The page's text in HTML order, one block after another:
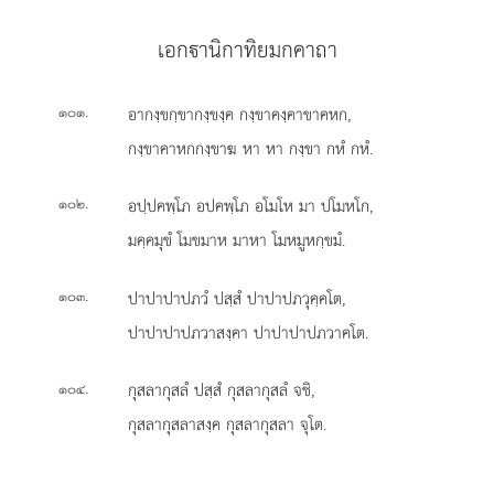
เอกานิกาทิยมกคาถา
๑๐๑.
อากงฺขกฺขากงฺขงฺค กงฺขาคงฺคาขาคหก,
กงฺขาคาหกกงฺขาฆ หา หา กงฺขา กหํ กหํ.
๑๐๒.
อปฺปคพฺโภ อปคพฺโภ อโมโห มา ปโมหโก,
มคฺคมุขํ โมขมาห มาหา โมหมูหกฺขมํ.
๑๐๓.
ปาปาปาปภวํ ปสฺสํ ปาปาปภวุคฺคโต,
ปาปาปาปภวาสงฺคา ปาปาปาปภวาคโต.
๑๐๔.
กุสลากุสลํ ปสฺสํ กุสลากุสลํ จชิ,
กุสลากุสลาสงฺค กุสลากุสลา จุโต.